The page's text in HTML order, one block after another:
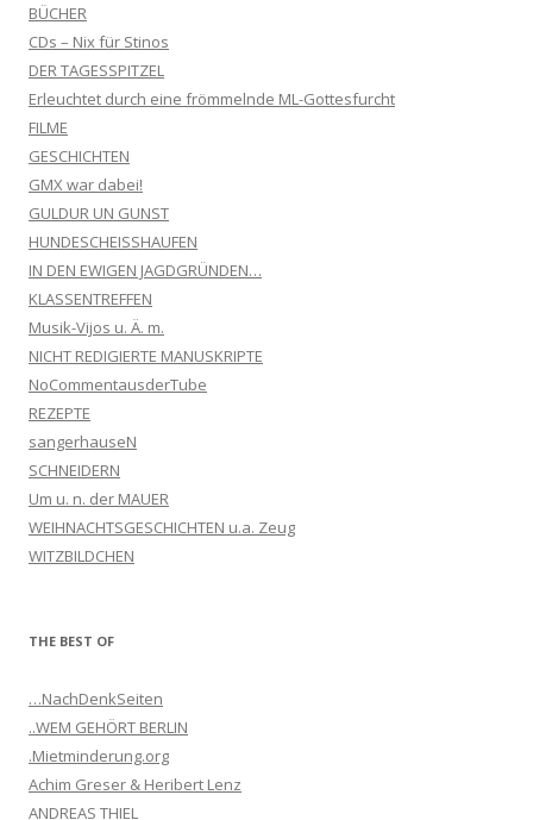
BÜCHER
CDs – Nix für Stinos
DER TAGESSPITZEL
Erleuchtet durch eine frömmelnde ML-Gottesfurcht
FILME
GESCHICHTEN
GMX war dabei!
GULDUR UN GUNST
HUNDESCHEISSHAUFEN
IN DEN EWIGEN JAGDGRÜNDEN…
KLASSENTREFFEN
Musik-Vijos u. Ä. m.
NICHT REDIGIERTE MANUSKRIPTE
NoCommentausderTube
REZEPTE
sangerhauseN
SCHNEIDERN
Um u. n. der MAUER
WEIHNACHTSGESCHICHTEN u.a. Zeug
WITZBILDCHEN
THE BEST OF
…NachDenkSeiten
..WEM GEHÖRT BERLIN
.Mietminderung.org
Achim Greser & Heribert Lenz
ANDREAS THIEL